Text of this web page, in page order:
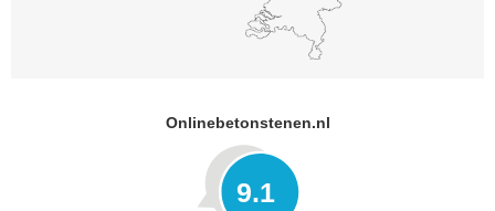
Onlinebetonstenen.nl
9.1